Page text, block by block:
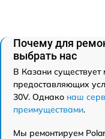
Почему для
выбрать нас
В Казани существует
предоставляющих
30V. Однако наш
преимуществами.
Мы ремонтируем